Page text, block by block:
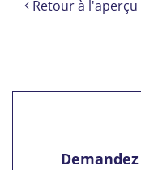
Retour à l'aperçu